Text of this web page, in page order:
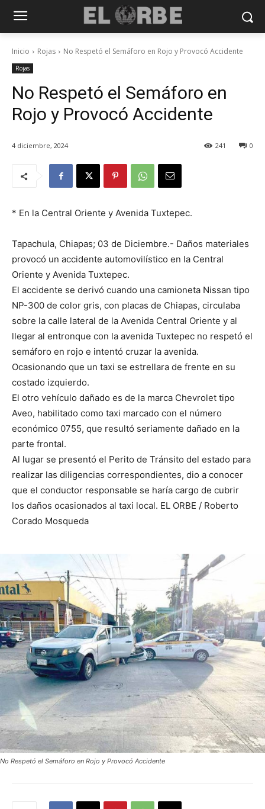
Inicio Rojas No Respetó el Semáforo en Rojo y Provocó Accidente
Rojas
No Respetó el Semáforo en
Rojo y Provocó Accidente
4 diciembre, 2024 0
241
* En la Central Oriente y Avenida Tuxtepec.
Tapachula, Chiapas; 03 de Diciembre.- Daños materiales
provocó un accidente automovilístico en la Central
Oriente y Avenida Tuxtepec.
El accidente se derivó cuando una camioneta Nissan tipo
NP-300 de color gris, con placas de Chiapas, circulaba
sobre la calle lateral de la Avenida Central Oriente y al
llegar al entronque con la avenida Tuxtepec no respetó el
semáforo en rojo e intentó cruzar la avenida.
Ocasionando que un taxi se estrellara de frente en su
costado izquierdo.
El otro vehículo dañado es de la marca Chevrolet tipo
Aveo, habilitado como taxi marcado con el número
económico 0755, que resultó seriamente dañado en la
parte frontal.
Al lugar se presentó el Perito de Tránsito del estado para
realizar las diligencias correspondientes, dio a conocer
que el conductor responsable se haría cargo de cubrir
los daños ocasionados al taxi local. EL ORBE / Roberto
Corado Mosqueda
No Respetó el Semáforo en Rojo y Provocó Accidente